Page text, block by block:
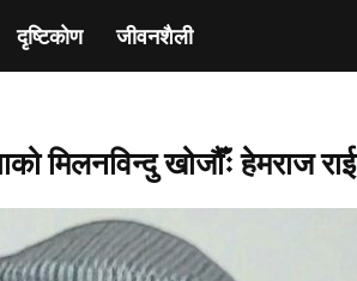
दृष्टिकाेण जीवनशैली
मिलनविन्दु खोजौँः हेमराज राई